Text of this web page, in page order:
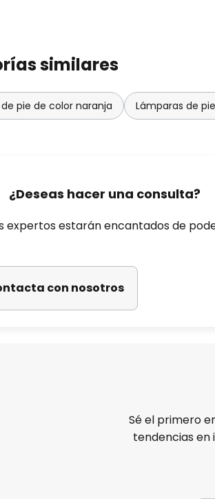
similares
pie de color naranja Lámparas de
¿Deseas hacer una consulta?
expertos estarán encantados de
con nosotros
Sé el primero
tendencias en